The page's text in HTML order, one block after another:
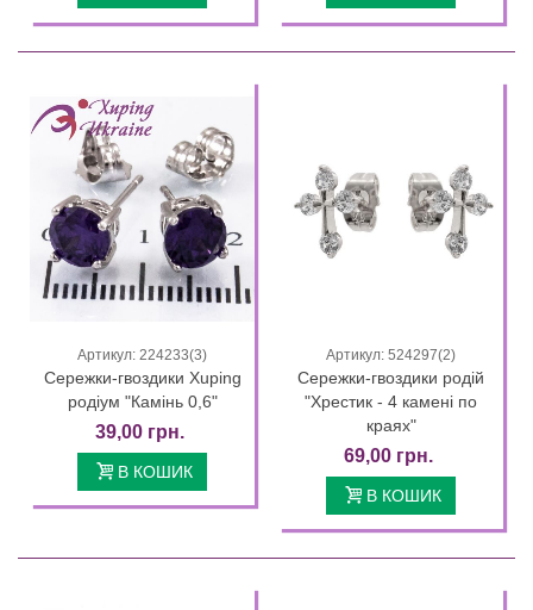
Артикул: 224233(3)
Сережки-гвоздики Xuping
родіум "Камінь 0,6"
39,00 грн.
В КОШИК
Артикул: 524297(2)
Сережки-гвоздики родій
"Хрестик - 4 камені по
краях"
69,00 грн.
В КОШИК